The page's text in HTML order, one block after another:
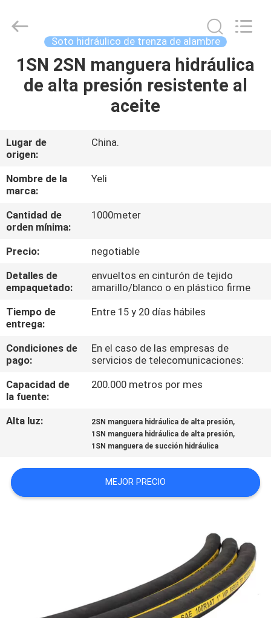
HOGAR
SOBRE
NOSOTROS
VIAJE
DE
LA
DE
CALIDAD
ÉNTRENOS
EN
CONTACTO
PIDA
UNA
Developed
Soto hidráulico de trenza de alambre
1SN 2SN manguera hidráulica
de alta presión resistente al
aceite
Lugar de
origen:
China.
Nombre de la
marca:
Yeli
Cantidad de
orden mínima:
1000meter
Precio:
negotiable
Detalles de
empaquetado:
envueltos en cinturón de tejido
amarillo/blanco o en plástico firme
Tiempo de
entrega:
Entre 15 y 20 días hábiles
Condiciones de
pago:
En el caso de las empresas de
servicios de telecomunicaciones:
Capacidad de
la fuente:
200.000 metros por mes
Alta luz: 2SN manguera hidráulica de alta presión,
1SN manguera hidráulica de alta presión,
1SN manguera de succión hidráulica
MEJOR PRECIO